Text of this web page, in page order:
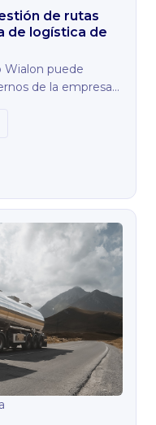
de rutas
de logística de
Wialon puede
de la empresa